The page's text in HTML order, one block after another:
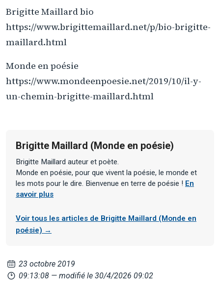
Brigitte Maillard bio
https://www.brigittemaillard.net/p/bio-brigitte-
maillard.html
Monde en poésie
https://www.mondeenpoesie.net/2019/10/il-y-
un-chemin-brigitte-maillard.html
Brigitte Maillard (Monde en poésie)
Brigitte Maillard auteur et poète.
Monde en poésie, pour que vivent la poésie, le monde et
les mots pour le dire. Bienvenue en terre de poésie ! En
savoir plus
Voir tous les articles de Brigitte Maillard (Monde en
poésie) →
23 octobre 2019
09:13:08 — modifié le 30/4/2026 09:02